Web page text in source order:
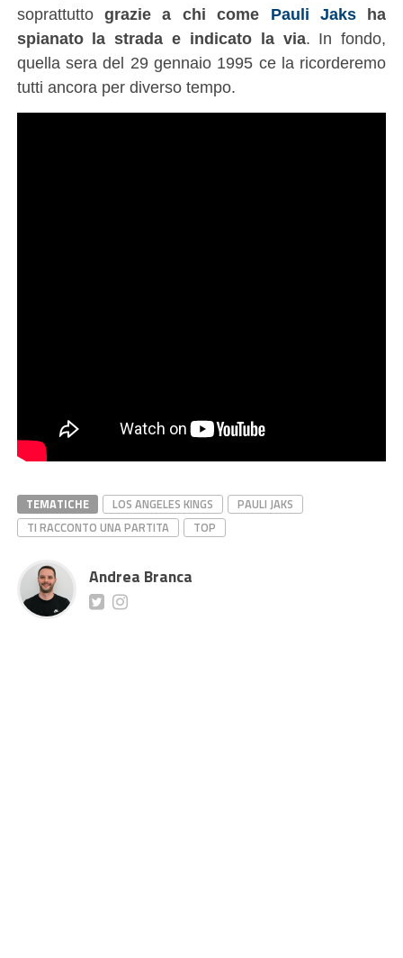
soprattuttograzie a chi come Pauli Jaksha
spianato la strada e indicato la via. In fondo,
quella sera del 29 gennaio 1995 ce la ricorderemo
tutti ancora per diverso tempo.
TEMATICHE LOS ANGELES KINGS
PAULI JAKS
TI RACCONTO UNA PARTITA
TOP
Andrea Branca